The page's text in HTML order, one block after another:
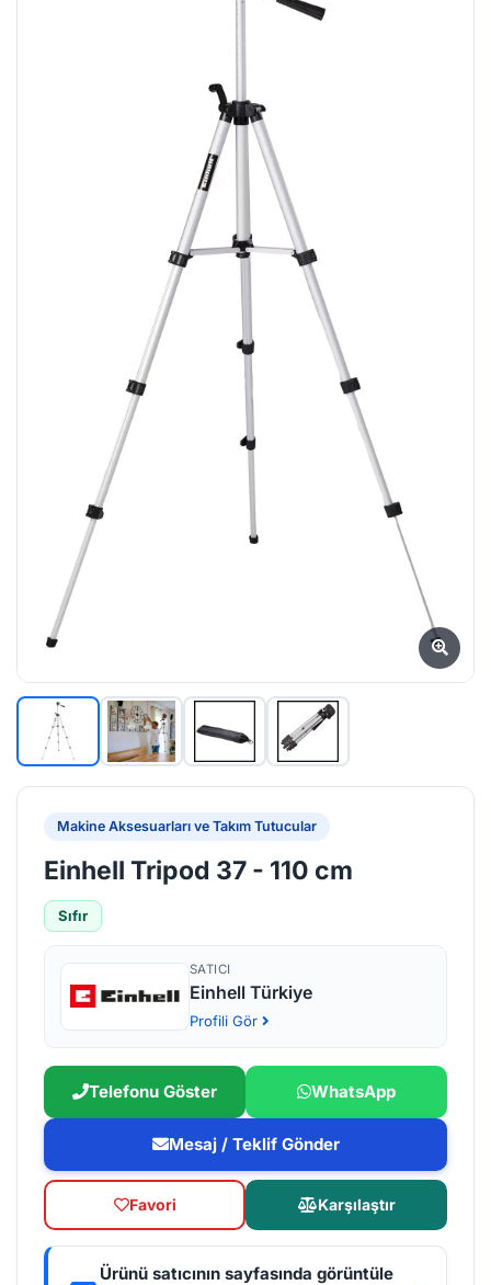
Makine Aksesuarları ve Takım Tutucular
Einhell Tripod 37 - 110 cm
Sıfır
SATICI
Einhell Türkiye
Profili Gör
Telefonu Göster WhatsApp
Mesaj / Teklif Gönder
Favori Karşılaştır
Ürünü satıcının sayfasında görüntüle